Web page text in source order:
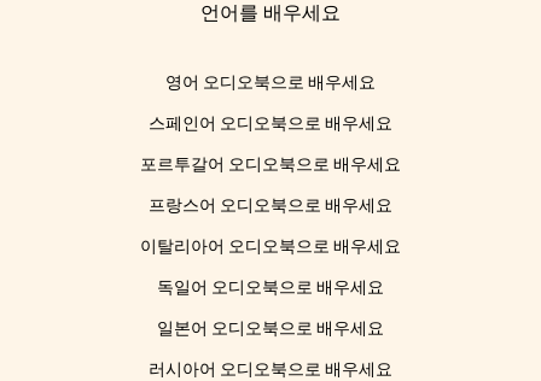
언어를 배우세요
영어 오디오북으로 배우세요
스페인어 오디오북으로 배우세요
포르투갈어 오디오북으로 배우세요
프랑스어 오디오북으로 배우세요
이탈리아어 오디오북으로 배우세요
독일어 오디오북으로 배우세요
일본어 오디오북으로 배우세요
러시아어 오디오북으로 배우세요